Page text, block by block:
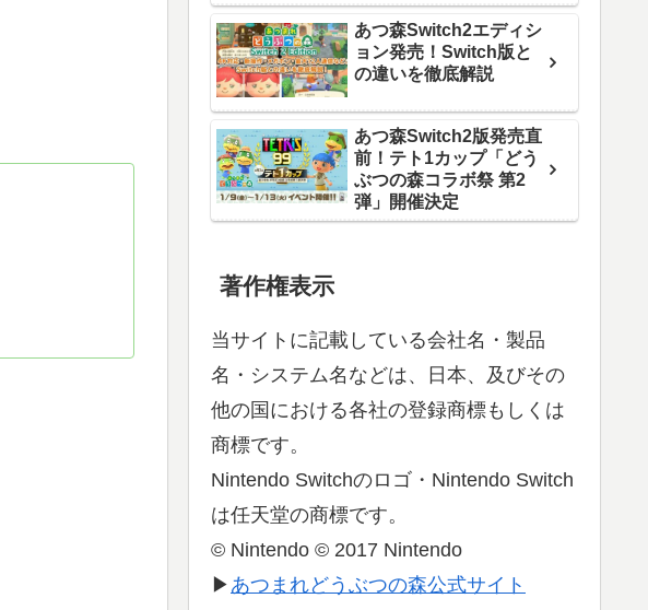
あつ森Switch2エディシ
ョン発売！Switch版と
の違いを徹底解説
あつ森Switch2版発売直
前！テト1カップ「どう
ぶつの森コラボ祭 第2
弾」開催決定
著作権表示
当サイトに記載している会社名・製品
名・システム名などは、日本、及びその
他の国における各社の登録商標もしくは
商標です。
Nintendo Switchのロゴ・Nintendo Switch
は任天堂の商標です。
© Nintendo © 2017 Nintendo
▶ あつまれどうぶつの森公式サイト